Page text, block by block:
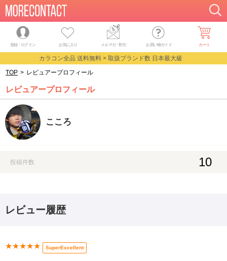
登録・ログイン お気に入り メルマガ・割引 お買い物ガイド カート
カラコン全品 送料無料 × 取扱ブランド数 日本最大級
TOP > レビュアープロフィール
レビュアープロフィール
こころ
投稿件数 10
レビュー履歴
★★★★★ SuperExcellent